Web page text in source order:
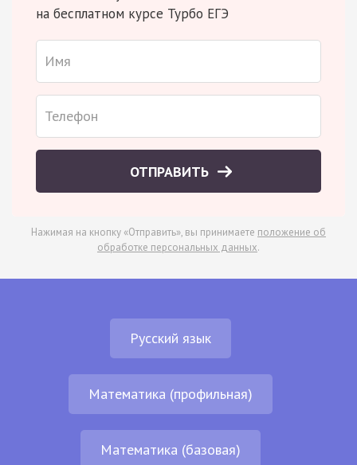
на бесплатном курсе Турбо ЕГЭ
ОТПРАВИТЬ
Нажимая на кнопку «Отправить», вы принимаете положение об
обработке персональных данных.
Русский язык
Математика (профильная)
Математика (базовая)